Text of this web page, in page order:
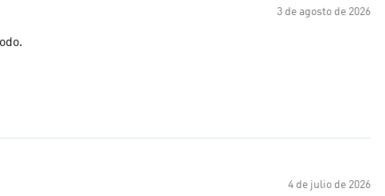
3 de agosto de 2026
4 de julio de 2026